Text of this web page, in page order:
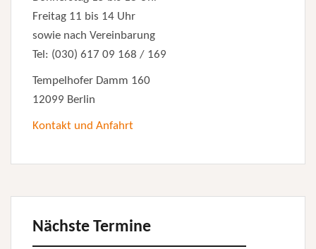
Freitag 11 bis 14 Uhr
sowie nach Vereinbarung
Tel: (030) 617 09 168 / 169
Tempelhofer Damm 160
12099 Berlin
Kontakt und Anfahrt
Nächste Termine